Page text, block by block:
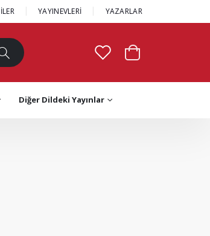
YAYINEVLERİ YAZARLAR
Diğer Dildeki Yayınlar